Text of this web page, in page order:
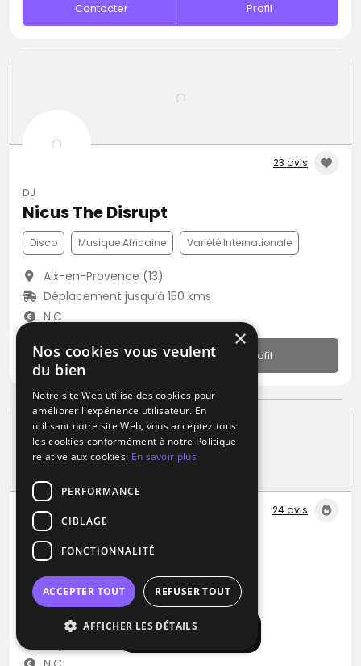
Afficher la carte
Contacter Profil
23 avis
DJ
Nicus The Disrupt
Disco Musique Africaine Variété Internationale
Aix-en-Provence (13)
Déplacement jusqu’à 150 kms
N.C
Profil
24 avis
DJ
La Belle Music
Blues Métal Pop
Aix-en-Provence (13)
×
Nos cookies vous veulent
du bien
Notre site Web utilise des cookies pour
améliorer l'expérience utilisateur. En
utilisant notre site Web, vous acceptez tous
les cookies conformément à notre Politique
relative aux cookies. En savoir plus
PERFORMANCE
CIBLAGE
FONCTIONNALITÉ
ACCEPTER TOUT REFUSER TOUT
AFFICHER LES DÉTAILS